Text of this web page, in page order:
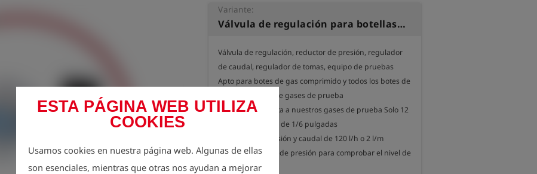
ESTA PÁGINA WEB UTILIZA
COOKIES
Usamos cookies en nuestra página web. Algunas de ellas
son esenciales, mientras que otras nos ayudan a mejorar
Variante:
Válvula de regulación para botellas de gas de prueba Solo 120 l/h
Válvula de regulación, reductor de presión, regulador
de caudal, regulador de tomas, equipo de pruebas
Apto para botes de gas comprimido y todos los botes de
aluminio de 12 l de gases de prueba
También se adapta a nuestros gases de prueba Solo 12
Con rosca interior de 1/6 pulgadas
Limitación de presión y caudal de 120 l/h o 2 l/m
Incluye indicador de presión para comprobar el nivel de
llenado